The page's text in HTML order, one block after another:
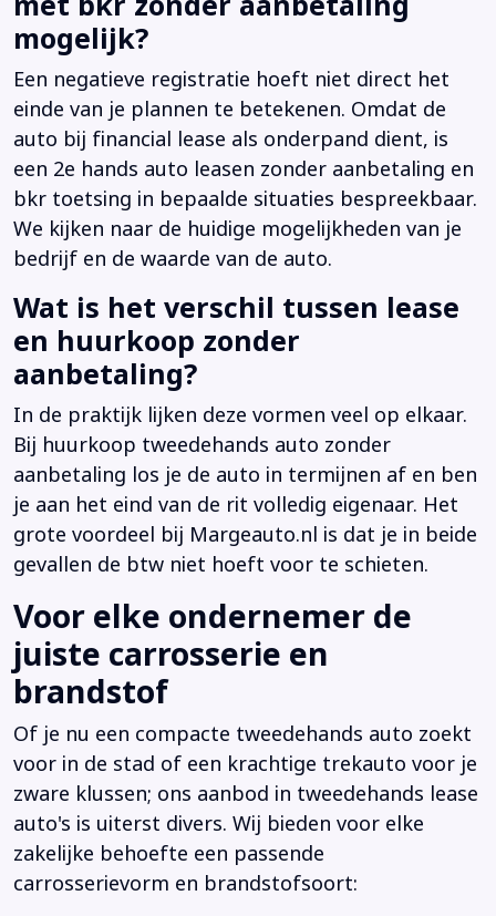
mogelijk?
Een negatieve registratie hoeft niet direct het
einde van je plannen te betekenen. Omdat de
auto bij financial lease als onderpand dient, is
een 2e hands auto leasen zonder aanbetaling en
bkr toetsing in bepaalde situaties bespreekbaar.
We kijken naar de huidige mogelijkheden van je
bedrijf en de waarde van de auto.
Wat is het verschil tussen lease
en huurkoop zonder
aanbetaling?
In de praktijk lijken deze vormen veel op elkaar.
Bij huurkoop tweedehands auto zonder
aanbetaling los je de auto in termijnen af en ben
je aan het eind van de rit volledig eigenaar. Het
grote voordeel bij Margeauto.nl is dat je in beide
gevallen de btw niet hoeft voor te schieten.
Voor elke ondernemer de
juiste carrosserie en
brandstof
Of je nu een compacte tweedehands auto zoekt
voor in de stad of een krachtige trekauto voor je
zware klussen; ons aanbod in tweedehands lease
auto's is uiterst divers. Wij bieden voor elke
zakelijke behoefte een passende
carrosserievorm en brandstofsoort: